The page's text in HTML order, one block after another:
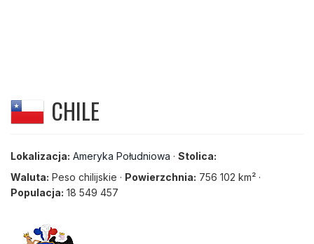
CHILE
Lokalizacja: Ameryka Południowa · Stolica:
Waluta: Peso chilijskie · Powierzchnia: 756 102 km² ·
Populacja: 18 549 457